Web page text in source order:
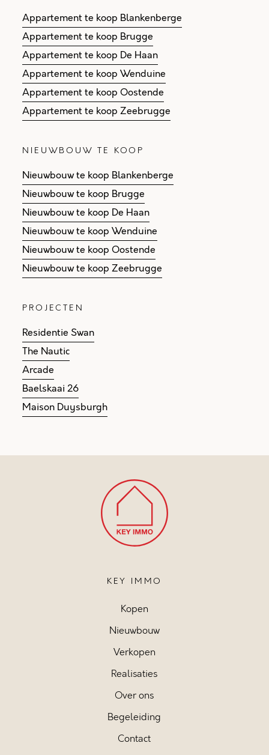
Appartement te koop Blankenberge
Appartement te koop Brugge
Appartement te koop De Haan
Appartement te koop Wenduine
Appartement te koop Oostende
Appartement te koop Zeebrugge
NIEUWBOUW TE KOOP
Nieuwbouw te koop Blankenberge
Nieuwbouw te koop Brugge
Nieuwbouw te koop De Haan
Nieuwbouw te koop Wenduine
Nieuwbouw te koop Oostende
Nieuwbouw te koop Zeebrugge
PROJECTEN
Residentie Swan
The Nautic
Arcade
Baelskaai 26
Maison Duysburgh
KEY IMMO
Kopen
Nieuwbouw
Verkopen
Realisaties
Over ons
Begeleiding
Contact